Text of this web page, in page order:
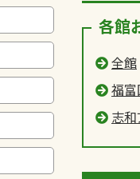
各館
全館
福
志和